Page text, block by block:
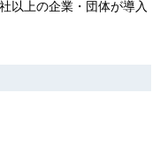
以上の企業・団体が導入